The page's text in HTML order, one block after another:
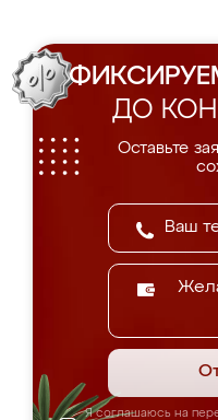
ДО
Оставьте
Я соглашаюсь на